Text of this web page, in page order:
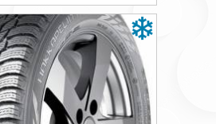
98,1
Черный